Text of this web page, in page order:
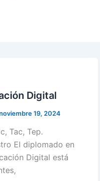
Digital
19, 2024
Tac, Tep.
El diplomado en
Digital está